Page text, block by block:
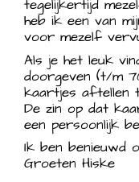
tegelijkertijd
heb ik een van
voor mezelf
Als je het leuk
doorgeven (t/m
kaartjes aftellen
De zin op dat
een persoonlijk
Ik ben benieuwd
Groeten Hiske